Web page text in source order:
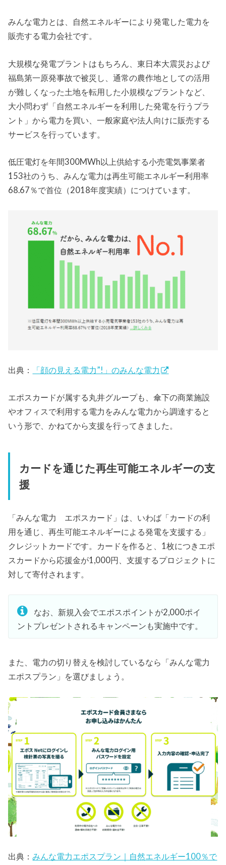
みんな電力とは、自然エネルギーにより発電した電力を
販売する電力会社です。
大規模な発電プラントはもちろん、東日本大震災および
福島第一原発事故で被災し、通常の農作地としての活用
が難しくなった土地を転用した小規模なプラントなど、
大小問わず「自然エネルギーを利用した発電を行うプラ
ント」から電力を買い、一般家庭や法人向けに販売する
サービスを行っています。
低圧電灯を年間300MWh以上供給する小売電気事業者
153社のうち、みんな電力は再生可能エネルギー利用率
68.67％で首位（2018年度実績）につけています。
出典： 「顔の見える電力”!」のみんな電力
エポスカードが属する丸井グループも、傘下の商業施設
やオフィスで利用する電力をみんな電力から調達すると
いう形で、かねてから支援を行ってきました。
カードを通じた再生可能エネルギーの支
援
「みんな電力 エポスカード」は、いわば「カードの利
用を通じ、再生可能エネルギーによる発電を支援する」
クレジットカードです。カードを作ると、1枚につきエポ
スカードから応援金が1,000円、支援するプロジェクトに
対して寄付されます。
なお、新規入会でエポスポイントが2,000ポイ
ントプレゼントされるキャンペーンも実施中です。
また、電力の切り替えを検討しているなら「みんな電力
エポスプラン」を選びましょう。
出典：みんな電力エポスプラン｜自然エネルギー100％で